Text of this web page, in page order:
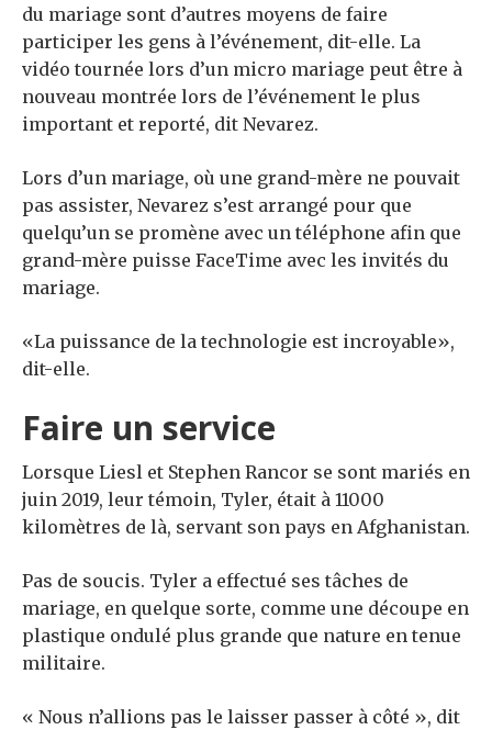
du mariage sont d’autres moyens de faire
participer les gens à l’événement, dit-elle. La
vidéo tournée lors d’un micro mariage peut être à
nouveau montrée lors de l’événement le plus
important et reporté, dit Nevarez.
Lors d’un mariage, où une grand-mère ne pouvait
pas assister, Nevarez s’est arrangé pour que
quelqu’un se promène avec un téléphone afin que
grand-mère puisse FaceTime avec les invités du
mariage.
«La puissance de la technologie est incroyable»,
dit-elle.
Faire un service
Lorsque Liesl et Stephen Rancor se sont mariés en
juin 2019, leur témoin, Tyler, était à 11000
kilomètres de là, servant son pays en Afghanistan.
Pas de soucis. Tyler a effectué ses tâches de
mariage, en quelque sorte, comme une découpe en
plastique ondulé plus grande que nature en tenue
militaire.
« Nous n’allions pas le laisser passer à côté », dit